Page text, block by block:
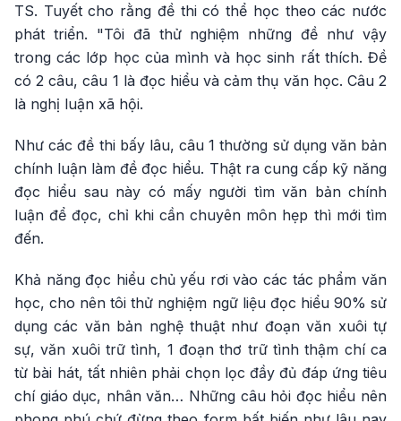
TS. Tuyết cho rằng đề thi có thể học theo các nước
phát triển. "Tôi đã thử nghiệm những đề như vậy
trong các lớp học của mình và học sinh rất thích. Đề
có 2 câu, câu 1 là đọc hiểu và cảm thụ văn học. Câu 2
là nghị luận xã hội.
Như các đề thi bấy lâu, câu 1 thường sử dụng văn bản
chính luận làm đề đọc hiểu. Thật ra cung cấp kỹ năng
đọc hiểu sau này có mấy người tìm văn bản chính
luận để đọc, chỉ khi cần chuyên môn hẹp thì mới tìm
đến.
Khả năng đọc hiểu chủ yếu rơi vào các tác phẩm văn
học, cho nên tôi thử nghiệm ngữ liệu đọc hiểu 90% sử
dụng các văn bản nghệ thuật như đoạn văn xuôi tự
sự, văn xuôi trữ tình, 1 đoạn thơ trữ tình thậm chí ca
từ bài hát, tất nhiên phải chọn lọc đầy đủ đáp ứng tiêu
chí giáo dục, nhân văn… Những câu hỏi đọc hiểu nên